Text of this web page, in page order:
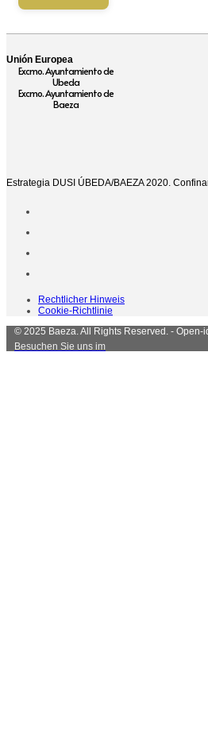
Unión Europea
Excmo. Ayuntamiento de
Ubeda
Excmo. Ayuntamiento de
Baeza
Estrategia DUSI ÚBEDA/BAEZA 2020.
Rechtlicher Hinweis
Cookie-Richtlinie
© 2025 Baeza. All Rights Reserved. - Open-
Besuchen Sie uns im